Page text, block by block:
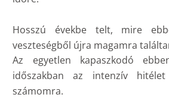
Hosszú évekbe telt, mire
veszteségből újra magamra
Az egyetlen kapaszkodó
időszakban az intenzív
számomra.